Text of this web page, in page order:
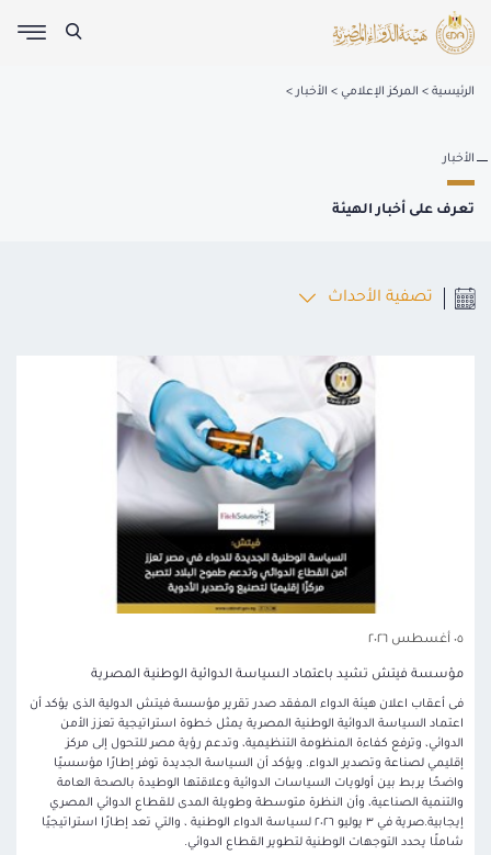
الرئيسية المركز الإعلامي الأخبار
الأخبار
تعرف على أخبار الهيئة
تصفية الأحداث
٠٥ أغسطس ٢٠٢٦
مؤسسة فيتش تشيد باعتماد السياسة الدوائية الوطنية المصرية
فى أعقاب اعلان هيئة الدواء المفقد صدر تقرير مؤسسة فيتش الدولية الذى يؤكد أن
اعتماد السياسة الدوائية الوطنية المصرية يمثل خطوة استراتيجية تعزز الأمن
الدوائي، وترفع كفاءة المنظومة التنظيمية، وتدعم رؤية مصر للتحول إلى مركز
إقليمي لصناعة وتصدير الدواء. ويؤكد أن السياسة الجديدة توفر إطارًا مؤسسيًا
واضحًا يربط بين أولويات السياسات الدوائية وعلاقتها الوطيدة بالصحة العامة
والتنمية الصناعية، وأن النظرة متوسطة وطويلة المدى للقطاع الدوائي المصري
إيجابية.صرية في ٣ يوليو ٢٠٢٦ لسياسة الدواء الوطنية ، والتي تعد إطارًا استراتيجيًا
شاملًا يحدد التوجهات الوطنية لتطوير القطاع الدوائي.